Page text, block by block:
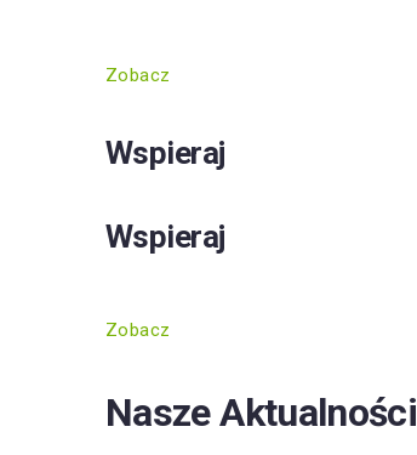
Zobacz
Wspieraj
Wspieraj
Zobacz
Nasze Aktualności